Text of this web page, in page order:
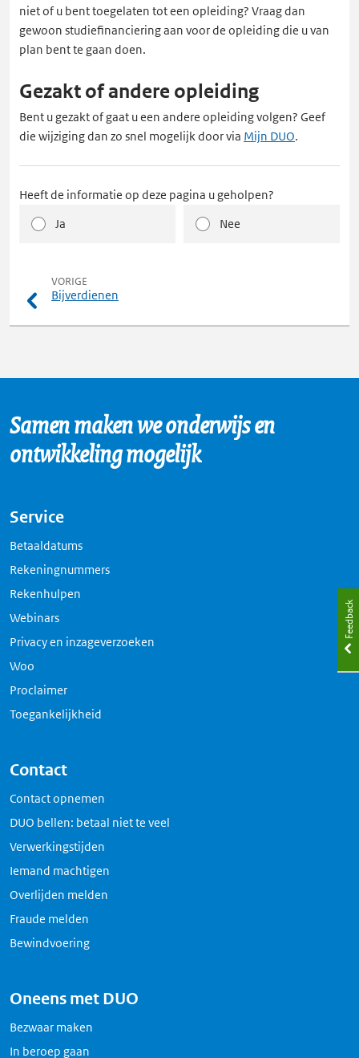
niet of u bent toegelaten tot een opleiding? Vraag dan
gewoon studiefinanciering aan voor de opleiding die u van
plan bent te gaan doen.
Gezakt of andere opleiding
Bent u gezakt of gaat u een andere opleiding volgen? Geef
die wijziging dan zo snel mogelijk door via Mijn DUO.
Heeft de informatie op deze pagina u geholpen?
Ja
Nee
VORIGE
Bijverdienen
Samen maken we onderwijs en
ontwikkeling mogelijk
Service
Betaaldatums
Rekeningnummers
Rekenhulpen
Webinars
Privacy en inzageverzoeken
Woo
Proclaimer
Toegankelijkheid
Contact
Contact opnemen
DUO bellen: betaal niet te veel
Verwerkingstijden
Iemand machtigen
Overlijden melden
Fraude melden
Bewindvoering
Oneens met DUO
Bezwaar maken
In beroep gaan
Feedback